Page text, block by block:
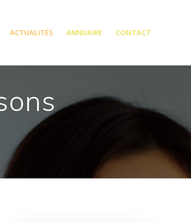
ACTUALITÉS ANNUAIRE CONTACT